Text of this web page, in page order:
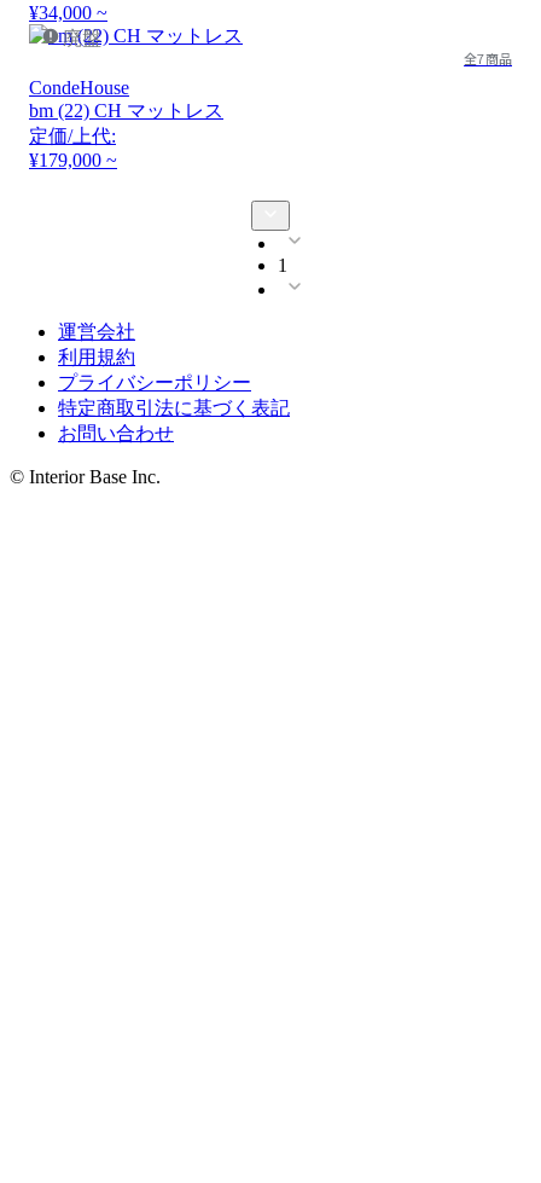
¥34,000 ~
廃盤
全7商品
CondeHouse
bm (22) CH マットレス
定価/上代:
¥179,000 ~
1
運営会社
利用規約
プライバシーポリシー
特定商取引法に基づく表記
お問い合わせ
© Interior Base Inc.